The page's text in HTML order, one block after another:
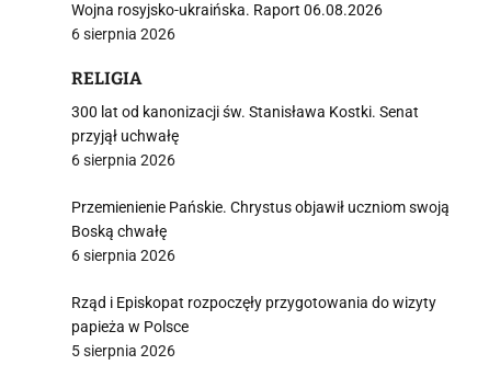
Wojna rosyjsko-ukraińska. Raport 06.08.2026
6 sierpnia 2026
RELIGIA
300 lat od kanonizacji św. Stanisława Kostki. Senat
przyjął uchwałę
6 sierpnia 2026
Przemienienie Pańskie. Chrystus objawił uczniom swoją
Boską chwałę
6 sierpnia 2026
Rząd i Episkopat rozpoczęły przygotowania do wizyty
papieża w Polsce
5 sierpnia 2026